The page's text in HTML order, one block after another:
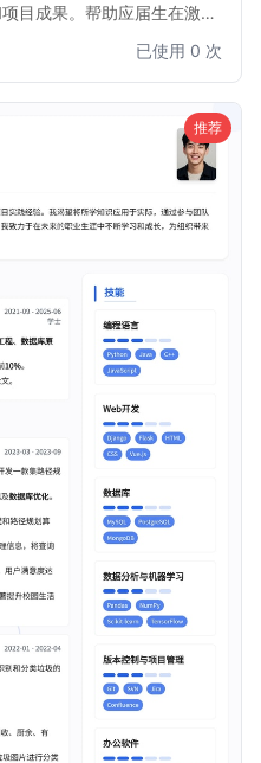
目成果。帮助应届生在激烈
结构清晰，易于填写，助你
已使用 0 次
推荐